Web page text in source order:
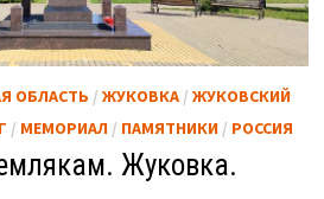
ОБЛАСТЬ / ЖУКОВКА/ ЖУКОВСКИЙ
/ МЕМОРИАЛ/ ПАМЯТНИКИ/ РОССИЯ
Жуковка.